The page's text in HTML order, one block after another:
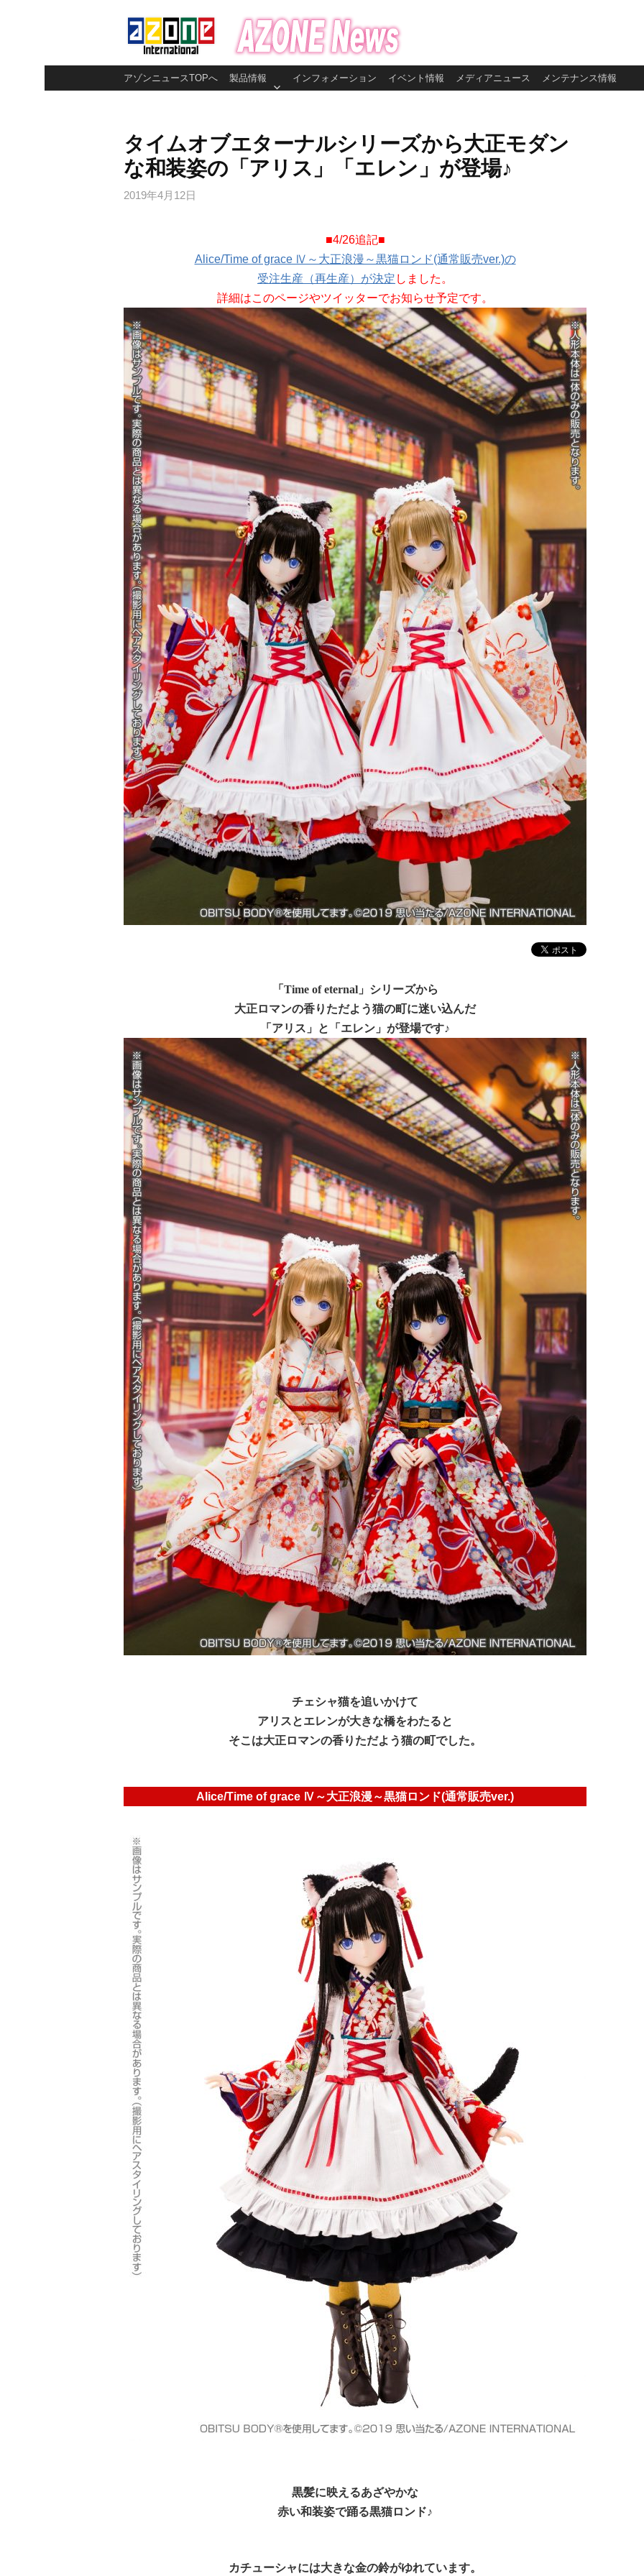
ン
アゾンニュースTOPへ 製品情報 インフォメーション イベント情報 メディアニュース メンテナンス情報
タイムオブエターナルシリーズから大正モダン
な和装姿の「アリス」「エレン」が登場♪
2019年4月12日
■4/26追記■
Alice/Time of grace Ⅳ～大正浪漫～黒猫ロンド(通常販売ver.)の
受注生産（再生産）が決定 しました。
詳細はこのページやツイッターでお知らせ予定です。
「Time of eternal」シリーズから
大正ロマンの香りただよう猫の町に迷い込んだ
「アリス」と「エレン」が登場です♪
チェシャ猫を追いかけて
アリスとエレンが大きな橋をわたると
そこは大正ロマンの香りただよう猫の町でした。
Alice/Time of grace Ⅳ～大正浪漫～黒猫ロンド(通常販売ver.)
黒髪に映えるあざやかな
赤い和装姿で踊る黒猫ロンド♪
カチューシャには大きな金の鈴がゆれています。